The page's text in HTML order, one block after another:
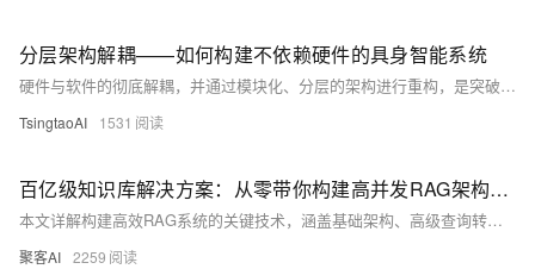
分层架构解耦——如何构建不依赖硬件的具身智能系统
硬件与软件的彻底解耦，并通过模块化、分层的架构进行重构，是突破这一瓶颈、构建通用型具身智能系统的核心基石。这种架构将具身智能系统解耦为三个核心层级：HAL、感知决策层和任务执行层。这一模式使得企业能够利用预置的技能库和低代码工具快速配置新任务，在不更换昂贵硬件的前提下，实现从清洁机器人到物流机器人的快速功能切换。本文将通过对HAL技术原理、VLA大模型和行为树等核心技术的深度剖析，并结合Google RT-X、RobotecAI RAI和NVIDIA Isaac Sim等主流框架的案例，论证这一新范式的可行性与巨大潜力，探讨硬件解耦如何将机器人从一个“工具”升级为“软件定义”的“多面手”，从而
TsingtaoAI 1531
百亿级知识库解决方案：从零带你构建高并发RAG架构（附实践代码）
本文详解构建高效RAG系统的关键技术，涵盖基础架构、高级查询转换、智能路由、索引优化、噪声控制与端到端评估，助你打造稳定、精准的检索增强生成系统。
聚客AI 2259